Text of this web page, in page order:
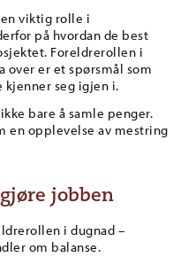
viktig rolle i
på hvordan de best
Foreldrerollen i
over er et spørsmål som
seg igjen i.
bare å samle penger.
en opplevelse av mestring
jobben
i dugnad –
om balanse.